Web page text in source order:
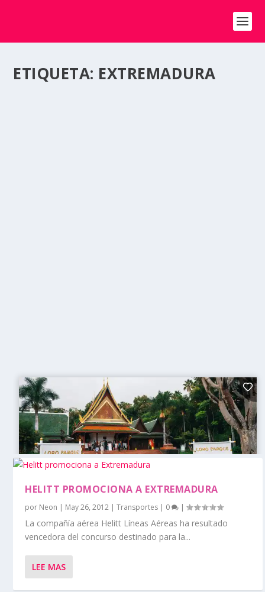
ETIQUETA: EXTREMADURA
HELITT PROMOCIONA A EXTREMADURA
por Neon | May 26, 2012 |Transportes | 0 |
La compañía aérea Helitt Líneas Aéreas ha resultado
vencedora del concurso destinado para la...
LEE MAS